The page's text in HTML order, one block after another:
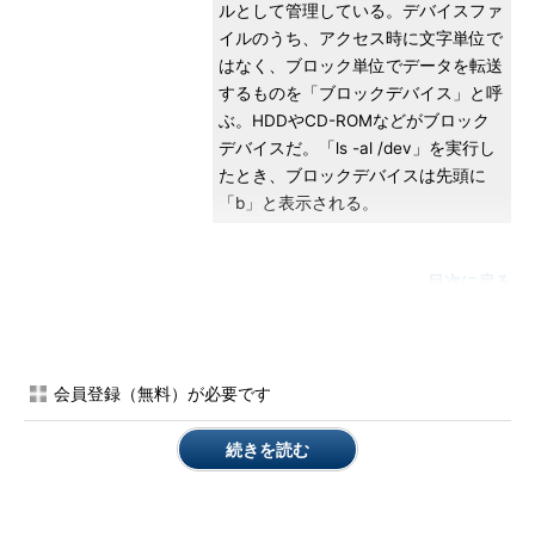
ルとして管理している。デバイスファ
イルのうち、アクセス時に文字単位で
はなく、ブロック単位でデータを転送
するものを「ブロックデバイス」と呼
ぶ。HDDやCD-ROMなどがブロック
デバイスだ。「ls -al /dev」を実行し
たとき、ブロックデバイスは先頭に
「b」と表示される。
目次に戻る
lsblk [オプション] [デバイス ……]
※[ ]は省略可能な引数を示しています。
会員登録（無料）が必要です
続きを読む